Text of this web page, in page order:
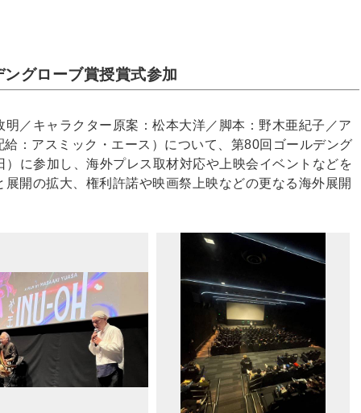
グローブ賞授賞式参加
／キャラクター原案：松本大洋／脚本：野木亜紀子／ア
：アスミック・エース）について、第80回ゴールデング
に参加し、海外プレス取材対応や上映会イベントなどを
開の拡大、権利許諾や映画祭上映などの更なる海外展開